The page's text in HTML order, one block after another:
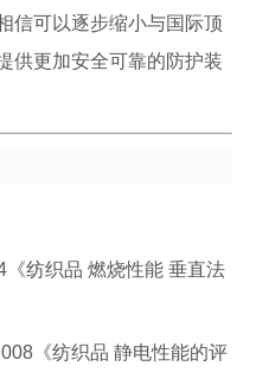
信可以逐步缩小与国际顶
供更加安全可靠的防护装
《纺织品 燃烧性能 垂直法
《纺织品 静电性能的评